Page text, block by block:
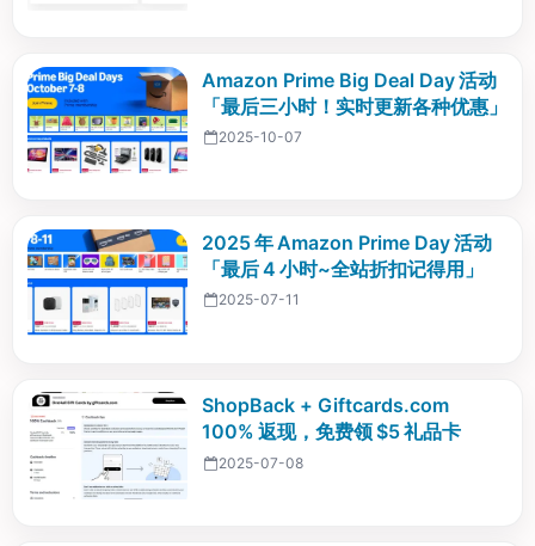
Amazon Prime Big Deal Day 活动
「最后三小时！实时更新各种优惠」
2025-10-07
2025 年 Amazon Prime Day 活动
「最后 4 小时~全站折扣记得用」
2025-07-11
ShopBack + Giftcards.com
100% 返现，免费领 $5 礼品卡
2025-07-08